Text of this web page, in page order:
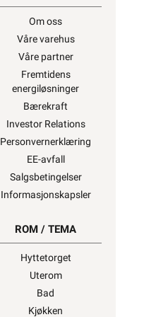
Om oss
Våre varehus
Våre partner
Fremtidens
energiløsninger
Bærekraft
Investor Relations
Personvernerklæring
EE-avfall
Salgsbetingelser
Informasjonskapsler
ROM / TEMA
Hyttetorget
Uterom
Bad
Kjøkken